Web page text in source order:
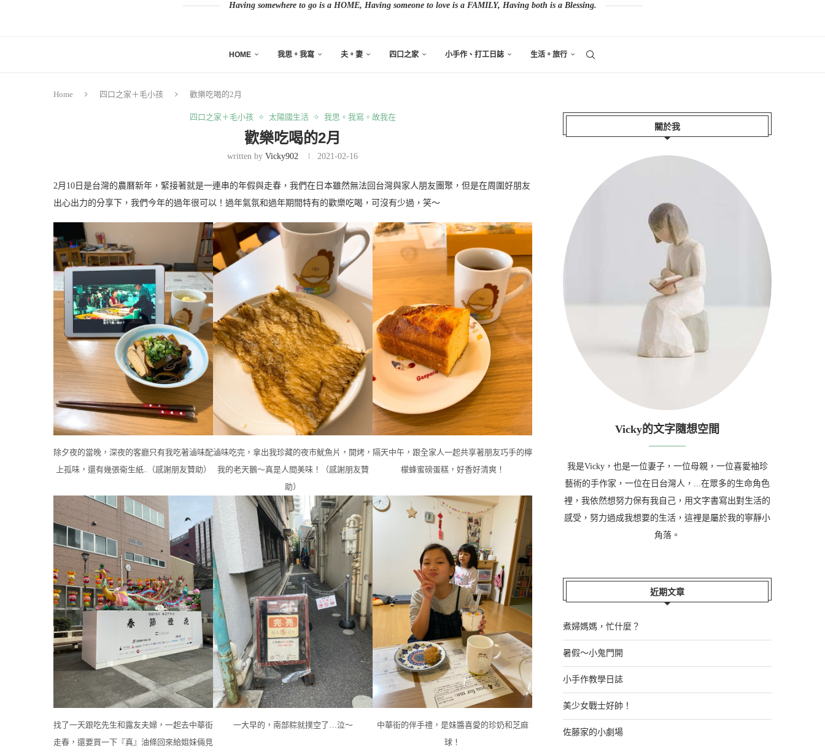
Having somewhere to go is a HOME, Having someone to love is a FAMILY, Having both is a Blessing.
HOME 我思。我寫 夫。妻 四口之家 小手作、打工日誌 生活。旅行
Home 四口之家＋毛小孩 歡樂吃喝的2月
四口之家＋毛小孩 太陽國生活 我思。我寫。故我在
歡樂吃喝的2月
written byVicky902 2021-02-16
2月10日是台灣的農曆新年，緊接著就是一連串的年假與走春，我們在日本雖然無法回台灣與家人朋友團聚，但是在周圍好朋友
出心出力的分享下，我們今年的過年很可以！過年氣氛和過年期間特有的歡樂吃喝，可沒有少過，笑～
除夕夜的當晚，深夜的客廳只有我吃著滷味配
上孤味，還有幾張衛生紙..（感謝朋友贊助）
滷味吃完，拿出我珍藏的夜市魷魚片，開烤，
我的老天鵝～真是人間美味！（感謝朋友贊
助）
隔天中午，跟全家人一起共享著朋友巧手的檸
檬蜂蜜磅蛋糕，好香好清爽！
找了一天跟吃先生和露友夫婦，一起去中華街
走春，還要買一下『真』油條回來給姐妹倆見
一大早的，南部粽就撲空了…泣～
中華街的伴手禮，是妹醬喜愛的珍奶和芝麻
球！
關於我
Vicky的文字隨想空間
我是Vicky，也是一位妻子，一位母親，一位喜愛袖珍
藝術的手作家，一位在日台灣人，...在眾多的生命角色
裡，我依然想努力保有我自己，用文字書寫出對生活的
感受，努力過成我想要的生活，這裡是屬於我的寧靜小
角落。
近期文章
煮婦媽媽，忙什麼？
暑假～小鬼門開
小手作教學日誌
美少女戰士好帥！
佐藤家的小劇場